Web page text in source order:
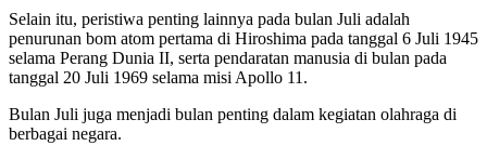
Selain itu, peristiwa penting lainnya pada bulan Juli adalah
penurunan bom atom pertama di Hiroshima pada tanggal 6 Juli 1945
selama Perang Dunia II, serta pendaratan manusia di bulan pada
tanggal 20 Juli 1969 selama misi Apollo 11.
Bulan Juli juga menjadi bulan penting dalam kegiatan olahraga di
berbagai negara.